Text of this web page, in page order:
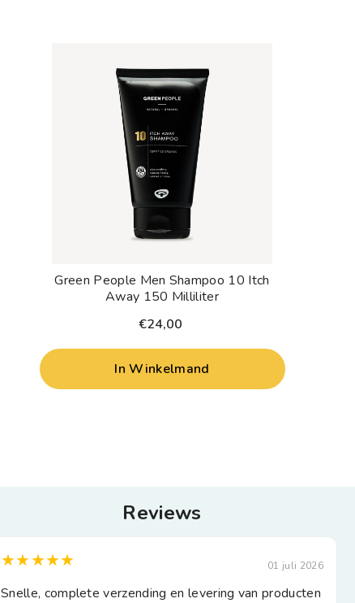
Green People Men Shampoo 10 Itch
Away 150 Milliliter
€24,00
In Winkelmand
Reviews
★★★★★ 01 juli 2026
Snelle, complete verzending en levering van producten